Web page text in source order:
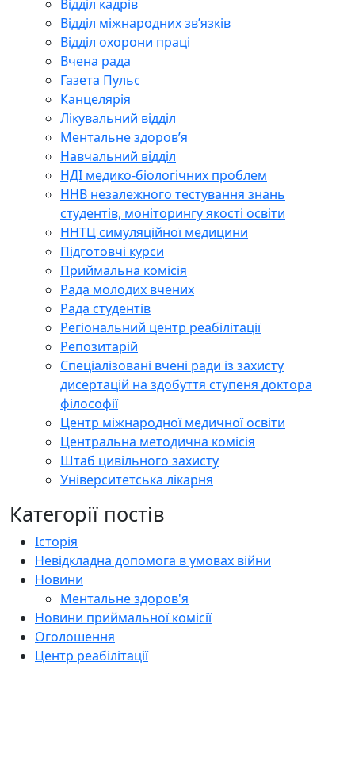
Відділ кадрів
Відділ міжнародних зв’язків
Відділ охорони праці
Вчена рада
Газета Пульс
Канцелярія
Лікувальний відділ
Ментальне здоров’я
Навчальний відділ
НДІ медико-біологічних проблем
ННВ незалежного тестування знань
студентів, моніторингу якості освіти
ННТЦ симуляційної медицини
Підготовчі курси
Приймальна комісія
Рада молодих вчених
Рада студентів
Регіональний центр реабілітації
Репозитарій
Спеціалізовані вчені ради із захисту
дисертацій на здобуття ступеня доктора
філософії
Центр міжнародної медичної освіти
Центральна методична комісія
Штаб цивільного захисту
Університетська лікарня
Категорії постів
Історія
Невідкладна допомога в умовах війни
Новини
Ментальне здоров'я
Новини приймальної комісії
Оголошення
Центр реабілітації